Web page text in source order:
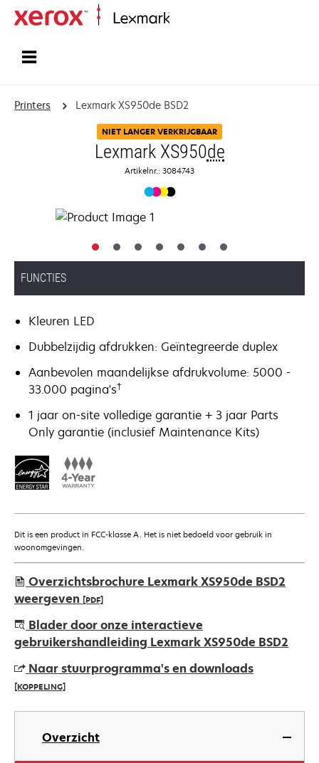
Printers Lexmark XS950de BSD2
NIET LANGER VERKRIJGBAAR
Lexmark XS950de
Artikelnr.: 3084743
FUNCTIES
Kleuren LED
Dubbelzijdig afdrukken: Geïntegreerde duplex
Aanbevolen maandelijkse afdrukvolume: 5000 -
33.000 pagina's†
1 jaar on-site volledige garantie + 3 jaar Parts
Only garantie (inclusief Maintenance Kits)
Dit is een product in FCC-klasse A. Het is niet bedoeld voor gebruik in
woonomgevingen.
Overzichtsbrochure Lexmark XS950de BSD2
weergeven [PDF]
opens
in
new
tab
Blader door onze interactieve
gebruikershandleiding Lexmark XS950de BSD2
Naar stuurprogramma's en downloads
[KOPPELING]
opens
Overzicht